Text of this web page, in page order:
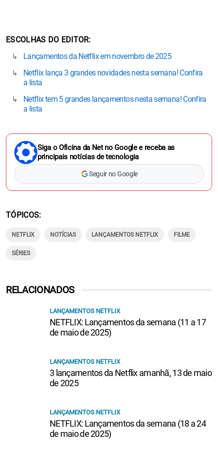
ESCOLHAS DO EDITOR
Lançamentos da Netflix em novembro de 2025
Netflix lança 3 grandes novidades nesta semana! Confira
a lista
Netflix tem 5 grandes lançamentos nesta semana! Confira
a lista
Siga o Oficina da Net no Google e receba as
principais notícias de tecnologia
Seguir no Google
TÓPICOS
NETFLIX NOTÍCIAS LANÇAMENTOS NETFLIX FILME
SÉRIES
RELACIONADOS
LANÇAMENTOS NETFLIX
NETFLIX: Lançamentos da semana (11 a 17
de maio de 2025)
LANÇAMENTOS NETFLIX
3 lançamentos da Netflix amanhã, 13 de maio
de 2025
LANÇAMENTOS NETFLIX
NETFLIX: Lançamentos da semana (18 a 24
de maio de 2025)